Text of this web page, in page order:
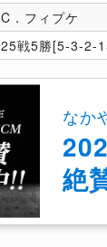
C．フィプケ
25戦5勝[5-3-2-
なか
絶